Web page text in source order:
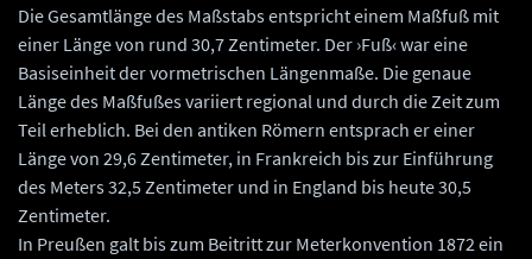
Die Gesamtlänge des Maßstabs entspricht einem Maßfuß mit
einer Länge von rund 30,7 Zentimeter. Der ›Fuß‹ war eine
Basiseinheit der vormetrischen Längenmaße. Die genaue
Länge des Maßfußes variiert regional und durch die Zeit zum
Teil erheblich. Bei den antiken Römern entsprach er einer
Länge von 29,6 Zentimeter, in Frankreich bis zur Einführung
des Meters 32,5 Zentimeter und in England bis heute 30,5
Zentimeter.
In Preußen galt bis zum Beitritt zur Meterkonvention 1872 ein